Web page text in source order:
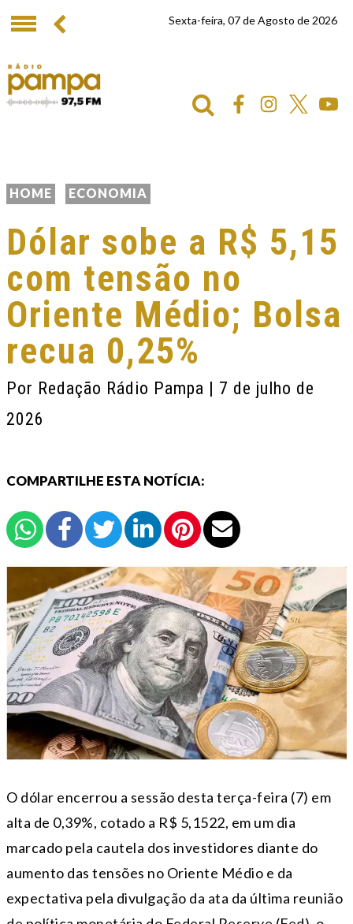
Sexta-feira, 07 de Agosto de 2026
HOME ECONOMIA
Dólar sobe a R$ 5,15
com tensão no
Oriente Médio; Bolsa
recua 0,25%
Por Redação Rádio Pampa | 7 de julho de
2026
COMPARTILHE ESTA NOTÍCIA:
O dólar encerrou a sessão desta terça-feira (7) em
alta de 0,39%, cotado a R$ 5,1522, em um dia
marcado pela cautela dos investidores diante do
aumento das tensões no Oriente Médio e da
expectativa pela divulgação da ata da última reunião